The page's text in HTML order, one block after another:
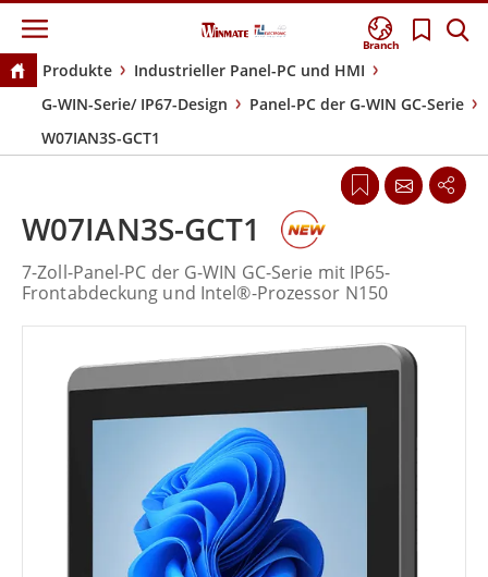
Branch
Produkte
Industrieller Panel-PC und HMI
G-WIN-Serie/ IP67-Design
Panel-PC der G-WIN GC-Serie
W07IAN3S-GCT1
W07IAN3S-GCT1
7-Zoll-Panel-PC der G-WIN GC-Serie mit IP65-
Frontabdeckung und Intel®-Prozessor N150